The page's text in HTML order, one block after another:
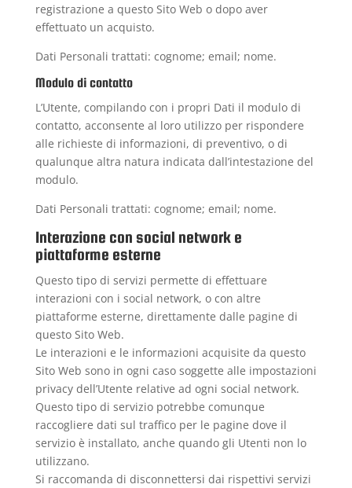
registrazione a questo Sito Web o dopo aver
effettuato un acquisto.
Dati Personali trattati: cognome; email; nome.
Modulo di contatto
L’Utente, compilando con i propri Dati il modulo di
contatto, acconsente al loro utilizzo per rispondere
alle richieste di informazioni, di preventivo, o di
qualunque altra natura indicata dall’intestazione del
modulo.
Dati Personali trattati: cognome; email; nome.
Interazione con social network e
piattaforme esterne
Questo tipo di servizi permette di effettuare
interazioni con i social network, o con altre
piattaforme esterne, direttamente dalle pagine di
questo Sito Web.
Le interazioni e le informazioni acquisite da questo
Sito Web sono in ogni caso soggette alle impostazioni
privacy dell’Utente relative ad ogni social network.
Questo tipo di servizio potrebbe comunque
raccogliere dati sul traffico per le pagine dove il
servizio è installato, anche quando gli Utenti non lo
utilizzano.
Si raccomanda di disconnettersi dai rispettivi servizi